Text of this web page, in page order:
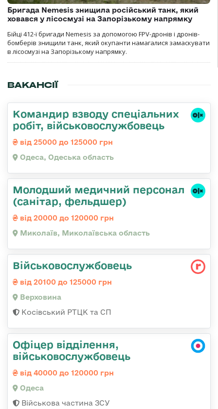
Бригада Nemesis знищила російський танк, який
ховався у лісосмузі на Запорізькому напрямку
Бійці 412-ї бригади Nemesis за допомогою FPV-дронів і дронів-
бомберів знищили танк, який окупанти намагалися замаскувати
в лісосмузі на Запорізькому напрямку.
ВАКАНСІЇ
Командир взводу спеціальних
робіт, військовослужбовець
від 25000 до 125000 грн
Одеса, Одеська область
Молодший медичний персонал
(санітар, фельдшер)
від 20000 до 120000 грн
Миколаїв, Миколаївська область
Військовослужбовець
від 20100 до 125000 грн
Верховина
Косівський РТЦК та СП
Офіцер відділення,
військовослужбовець
від 40000 до 120000 грн
Одеса
Військова частина ЗСУ